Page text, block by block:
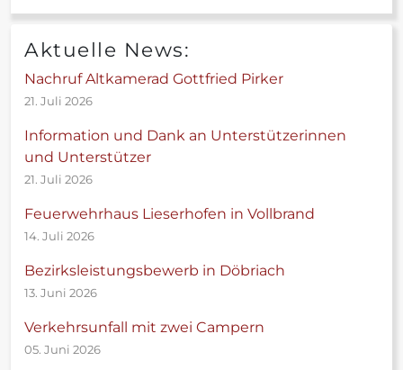
Aktuelle News:
Nachruf Altkamerad Gottfried Pirker
21. Juli 2026
Information und Dank an Unterstützerinnen
und Unterstützer
21. Juli 2026
Feuerwehrhaus Lieserhofen in Vollbrand
14. Juli 2026
Bezirksleistungsbewerb in Döbriach
13. Juni 2026
Verkehrsunfall mit zwei Campern
05. Juni 2026